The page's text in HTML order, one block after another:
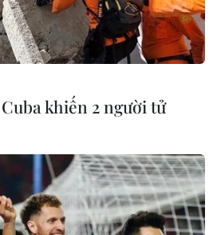
hỗ trợ Nhật
Xem thêm
khiến 2 người tử